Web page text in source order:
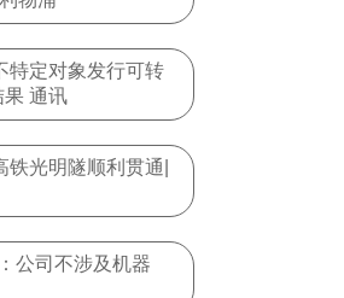
特定对象发行可转
通讯
光明隧顺利贯通|
公司不涉及机器